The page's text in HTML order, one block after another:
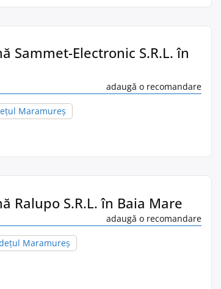
Sammet-Electronic S.R.L. în
adaugă o recomandare
Maramureș
Ralupo S.R.L. în Baia Mare
adaugă o recomandare
Maramureș